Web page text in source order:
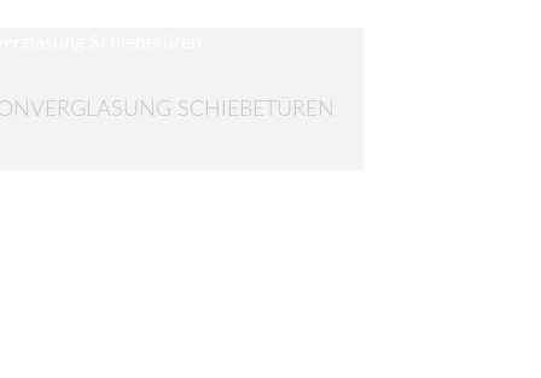
SCHIEBETÜREN